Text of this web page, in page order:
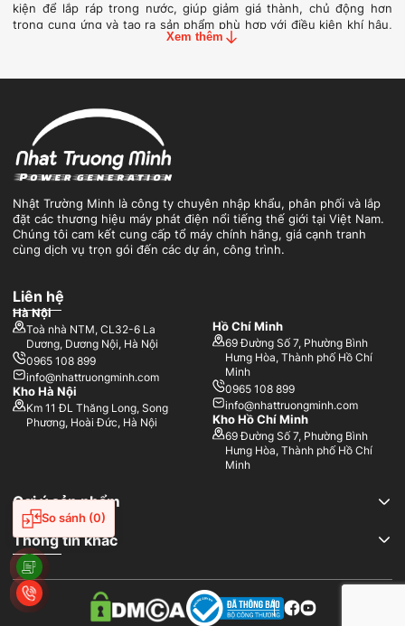
kiện để lắp ráp trong nước, giúp giảm giá thành, chủ động hơn
trong cung ứng và tạo ra sản phẩm phù hợp với điều kiện khí hậu,
môi trường vận hành trong nước. Đây là bước tiến quan trọng
Để đạt được điều đó, Việt Nam đã tiếp thu có chọn lọc công nghệ
cho phù hợp với thực tế. Sự chọn lọc này là cần thiết vì:
Thứ nhất,
trình độ kỹ thuật và quy trình sản xuất
kinh tế có sự khác biệt, đòi hỏi điều chỉnh về thiết kế và lắp ráp.
Thứ hai,nhu cầu và điều kiện sử dụng
được tối ưu lại để vận hành hiệu quả hơn.
Việt Nam với các phụ kiện nhập khẩu chính hãng
Hiện nay, các doanh nghiệp trong nước đã áp dụng tiêu chuẩn
quốc tế, hợp tác với các thương hiệu
lớn
như Cummins, Mitsubishi, Perkins, Kubota,…qua đó nâng cao chất
lượng, giảm chi phí và tăng sức cạnh tranh, đáp ứng tốt nhu cầu
trong nước và hướng tới xuất khẩu trong tương lai.
Ưu điểm của máy phát điện lắp ráp tại Việt Nam
Xem thêm
So sánh (0)
Nhật Trường Minh là công ty chuyên nhập khẩu, phân phối và lắp
đặt các thương hiệu máy phát điện nổi tiếng thế giới tại Việt Nam.
Chúng tôi cam kết cung cấp tổ máy chính hãng, giá cạnh tranh
cùng dịch vụ trọn gói đến các dự án, công trình.
Liên hệ
Hà Nội
Toà nhà NTM, CL32-6 La
Dương, Dương Nội, Hà Nội
0965 108 899
info@nhattruongminh.com
Kho Hà Nội
Km 11 ĐL Thăng Long, Song
Phương, Hoài Đức, Hà Nội
Hồ Chí Minh
69 Đường Số 7, Phường Bình
Hưng Hòa, Thành phố Hồ Chí
Minh
0965 108 899
info@nhattruongminh.com
Kho Hồ Chí Minh
69 Đường Số 7, Phường Bình
Hưng Hòa, Thành phố Hồ Chí
Minh
Gợi ý sản phẩm
Thông tin khác